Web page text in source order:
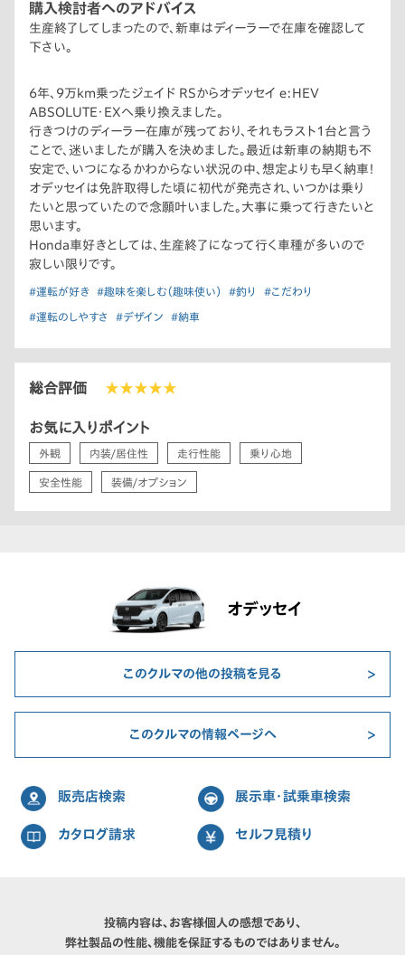
購入検討者へのアドバイス
生産終了してしまったので、新車はディーラーで在庫を確認して
下さい。
6年、9万km乗ったジェイド RSからオデッセイ e:HEV
ABSOLUTE・EXへ乗り換えました。
行きつけのディーラー在庫が残っており、それもラスト1台と言う
ことで、迷いましたが購入を決めました。最近は新車の納期も不
安定で、いつになるかわからない状況の中、想定よりも早く納車！
オデッセイは免許取得した頃に初代が発売され、いつかは乗り
たいと思っていたので念願叶いました。大事に乗って行きたいと
思います。
Honda車好きとしては、生産終了になって行く車種が多いので
寂しい限りです。
#運転が好き #趣味を楽しむ（趣味使い） #釣り #こだわり
#運転のしやすさ #デザイン #納車
総合評価 ★★★★★
お気に入りポイント
外観 内装/居住性 走行性能 乗り心地
安全性能 装備/オプション
オデッセイ
このクルマの他の投稿を見る
このクルマの情報ページへ
販売店検索 展示車・試乗車検索
カタログ請求 セルフ見積り
投稿内容は、お客様個人の感想であり、
弊社製品の性能、機能を保証するものではありません。